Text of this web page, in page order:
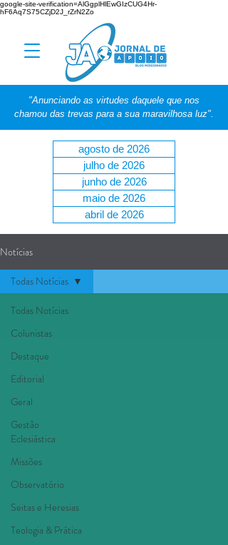
google-site-verification=AlGgplHlEwGIzCUG4Hr-
hF6Aq7S75CZjD2J_rZrN2Zo
"Anunciando as virtudes daquele que nos
chamou das trevas para a sua maravilhosa luz".
agosto de 2026
julho de 2026
junho de 2026
maio de 2026
abril de 2026
Notícias
Todas Notícias
Colunistas
Destaque
Editorial
Geral
Gestão
Eclesiástica
Missões
Observatório
Seitas e Heresias
Teologia & Prática
Todas Notícias